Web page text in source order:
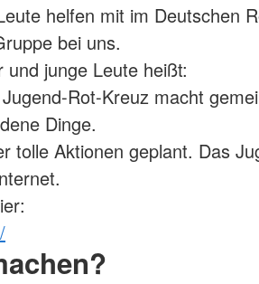
helfen mit im Deutschen
bei uns.
junge Leute heißt:
Rot-Kreuz macht
Dinge.
tolle Aktionen geplant. Das